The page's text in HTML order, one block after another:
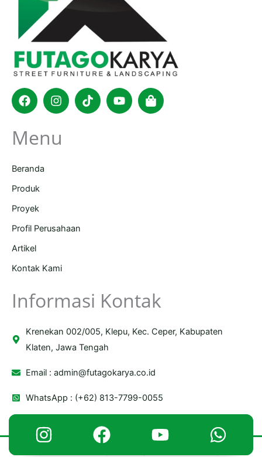
FacebookInstagram
TiktokYoutubeShopping-
bag
Menu
Beranda
Produk
Proyek
Profil Perusahaan
Artikel
Kontak Kami
Informasi Kontak
Krenekan 002/005, Klepu, Kec. Ceper, Kabupaten
Klaten, Jawa Tengah
Email :admin@futagokarya.co.id
WhatsApp : (+62) 813-7799-0055